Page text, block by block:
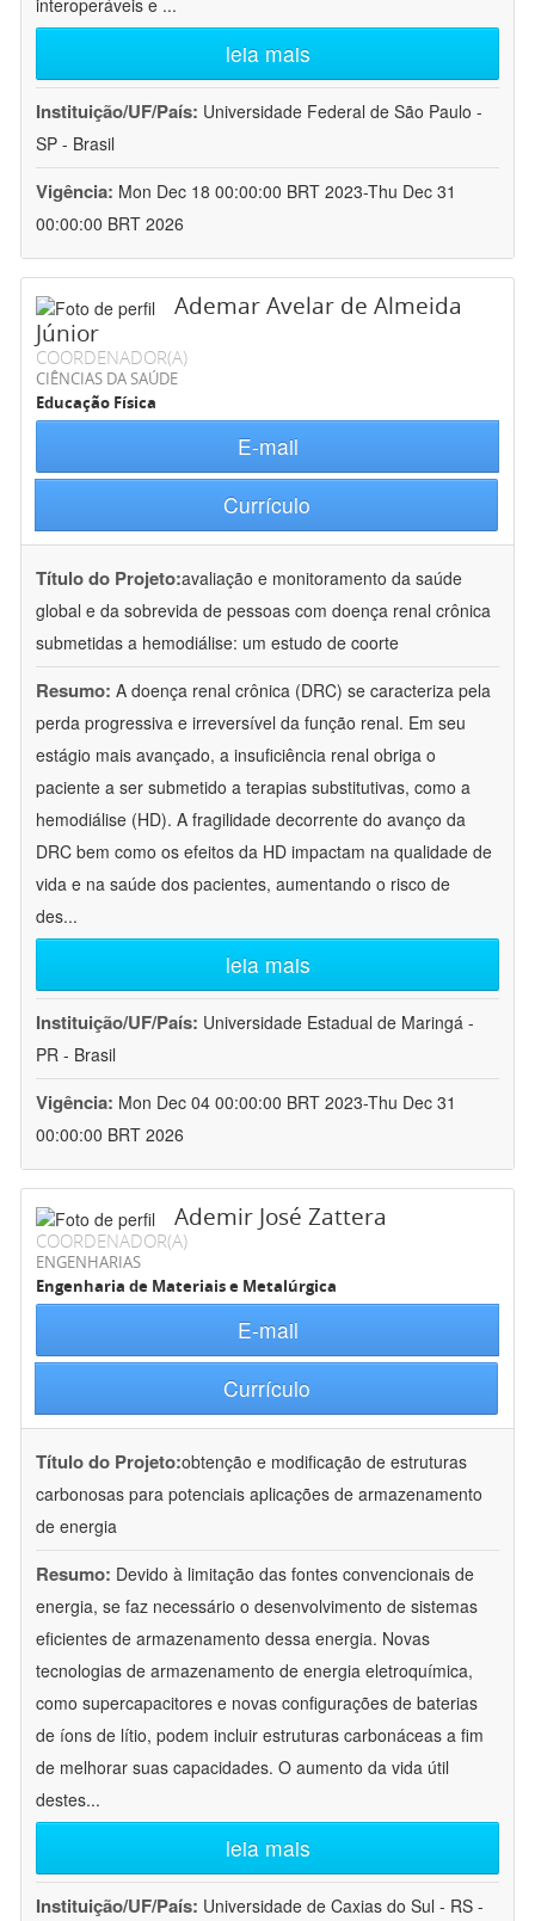
interoperáveis e ...
leia mais
Instituição/UF/País: Universidade Federal de São Paulo -
SP - Brasil
Vigência: Mon Dec 18 00:00:00 BRT 2023-Thu Dec 31
00:00:00 BRT 2026
Ademar Avelar de Almeida
Júnior
COORDENADOR(A)
CIÊNCIAS DA SAÚDE
Educação Física
E-mail
Currículo
Título do Projeto:avaliação e monitoramento da saúde
global e da sobrevida de pessoas com doença renal crônica
submetidas a hemodiálise: um estudo de coorte
Resumo: A doença renal crônica (DRC) se caracteriza pela
perda progressiva e irreversível da função renal. Em seu
estágio mais avançado, a insuficiência renal obriga o
paciente a ser submetido a terapias substitutivas, como a
hemodiálise (HD). A fragilidade decorrente do avanço da
DRC bem como os efeitos da HD impactam na qualidade de
vida e na saúde dos pacientes, aumentando o risco de
des...
leia mais
Instituição/UF/País: Universidade Estadual de Maringá -
PR - Brasil
Vigência: Mon Dec 04 00:00:00 BRT 2023-Thu Dec 31
00:00:00 BRT 2026
Ademir José Zattera
COORDENADOR(A)
ENGENHARIAS
Engenharia de Materiais e Metalúrgica
E-mail
Currículo
Título do Projeto:obtenção e modificação de estruturas
carbonosas para potenciais aplicações de armazenamento
de energia
Resumo: Devido à limitação das fontes convencionais de
energia, se faz necessário o desenvolvimento de sistemas
eficientes de armazenamento dessa energia. Novas
tecnologias de armazenamento de energia eletroquímica,
como supercapacitores e novas configurações de baterias
de íons de lítio, podem incluir estruturas carbonáceas a fim
de melhorar suas capacidades. O aumento da vida útil
destes...
leia mais
Instituição/UF/País: Universidade de Caxias do Sul - RS -